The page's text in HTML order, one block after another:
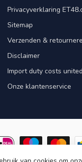
Privacyverklaring
Sitemap
Verzenden &
Disclaimer
Import duty costs
Onze klantenservice